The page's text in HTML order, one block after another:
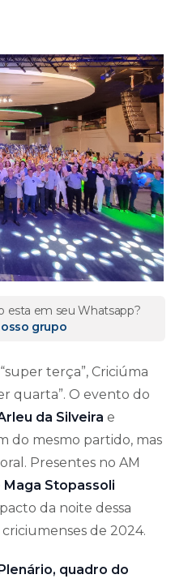
esta em seu Whatsapp?
grupo
terça”, Criciúma
quarta”. O evento do
da Silveira e
do mesmo partido, mas
Presentes no AM
Maga Stopassoli
da noite dessa
de 2024.
quadro do